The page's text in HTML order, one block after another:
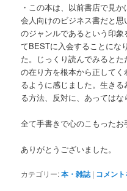
・この本は、以前書店で見
会人向けのビジネス書だと
のジャンルであるという印
てBESTに入会することにな
た。じっくり読んでみると
の在り方を根本から正して
るように感じました。生き
る方法、反対に、あってはな
全て手書きで心のこもったお
ありがとうございました。
カテゴリー:本・雑誌 | コメン